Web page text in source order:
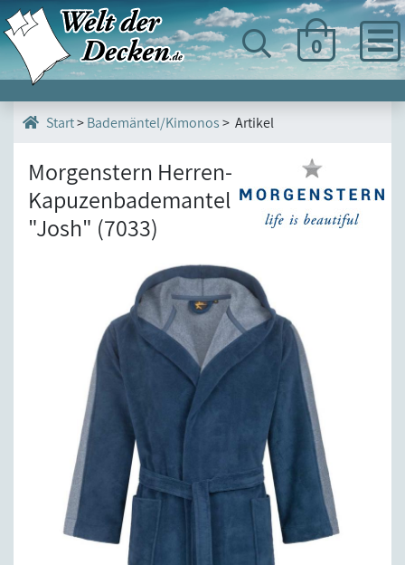
0
Start>Bademäntel/Kimonos> Artikel
Morgenstern Herren-
Kapuzenbademantel
"Josh" (7033)